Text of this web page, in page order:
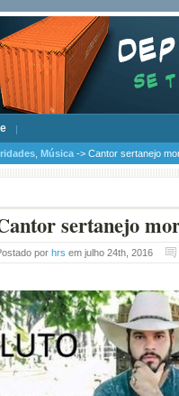
Música -> Cantor sertanejo
sertanejo
por hrs em julho 24th, 2016